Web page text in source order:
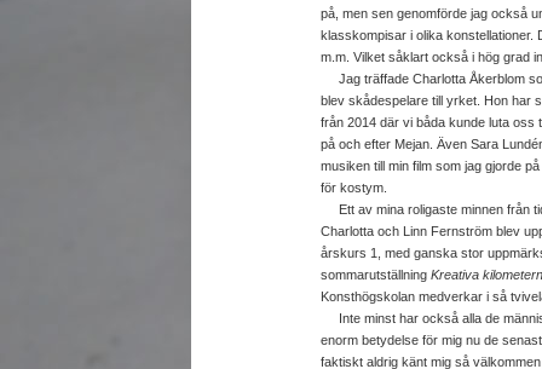
på, men sen genomförde jag också
klasskompisar i olika konstellationer.
m.m. Vilket såklart också i hög grad
Jag träffade Charlotta Åkerblom
blev skådespelare till yrket. Hon har
från 2014 där vi båda kunde luta oss
på och efter Mejan. Även Sara
musiken till min film som jag gjorde
för kostym.
Ett av mina roligaste minnen från
Charlotta och Linn Fernström blev
årskurs 1, med ganska stor
sommarutställning Kreativa kilometern
Konsthögskolan medverkar i så
Inte minst har också alla de
enorm betydelse för mig nu de
faktiskt aldrig känt mig så